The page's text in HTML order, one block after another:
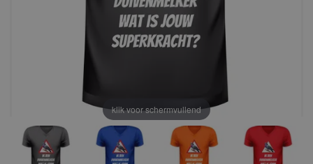
klik voor schermvullend